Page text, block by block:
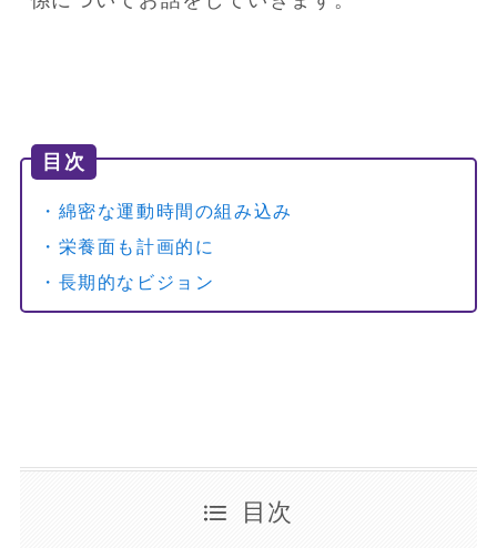
目次
・綿密な運動時間の組み込み
・栄養面も計画的に
・長期的なビジョン
目次